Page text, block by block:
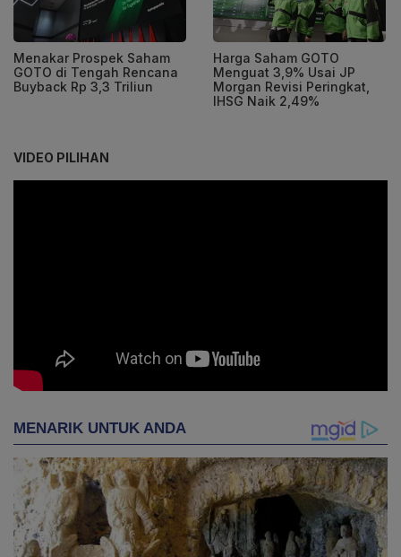
Menakar Prospek Saham
GOTO di Tengah Rencana
Buyback Rp 3,3 Triliun
Harga Saham GOTO
Menguat 3,9% Usai JP
Morgan Revisi Peringkat,
IHSG Naik 2,49%
VIDEO PILIHAN